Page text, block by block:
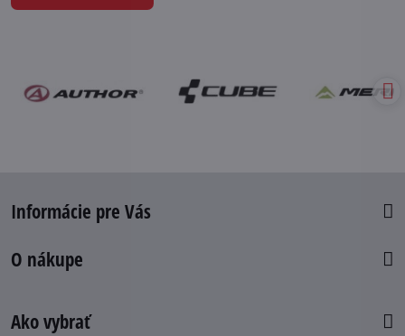
Informácie pre Vás
O nákupe
Ako vybrať